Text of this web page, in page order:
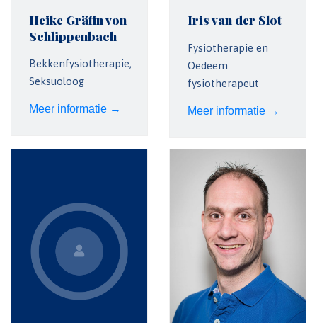
Heike Gräfin von
Schlippenbach
Bekkenfysiotherapie,
Seksuoloog
Meer informatie →
Iris van der Slot
Fysiotherapie en
Oedeem
fysiotherapeut
Meer informatie →